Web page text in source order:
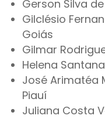
Gerson Silva
Gilclésio
Goiás
Gilmar
Helena
José Arimatéa
Piauí
Juliana Costa